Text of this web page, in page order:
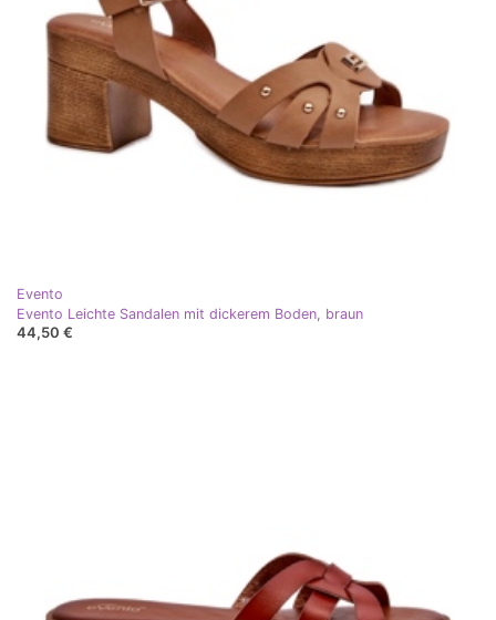
Evento
Evento Leichte Sandalen mit dickerem Boden, braun
44,50 €